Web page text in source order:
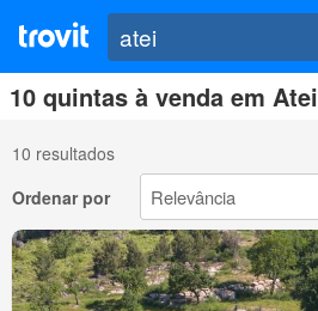
10 quintas à venda em Atei
10 resultados
Ordenar por